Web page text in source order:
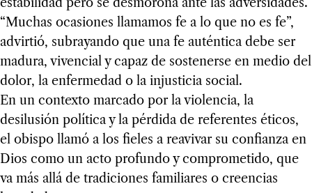
estabilidad pero se desmorona ante las adversidades.
“Muchas ocasiones llamamos fe a lo que no es fe”,
advirtió, subrayando que una fe auténtica debe ser
madura, vivencial y capaz de sostenerse en medio del
dolor, la enfermedad o la injusticia social.
En un contexto marcado por la violencia, la
desilusión política y la pérdida de referentes éticos,
el obispo llamó a los fieles a reavivar su confianza en
Dios como un acto profundo y comprometido, que
va más allá de tradiciones familiares o creencias